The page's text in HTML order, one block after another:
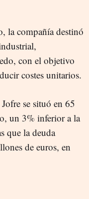
la compañía destinó
con el objetivo
costes unitarios.
se situó en 65
un 3% inferior a la
que la deuda
de euros, en